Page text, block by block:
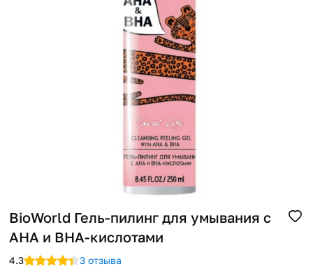
BioWorld Гель-пилинг для умывания с
AHA и ВНА-кислотами
4.3
3 отзыва
История просмотров